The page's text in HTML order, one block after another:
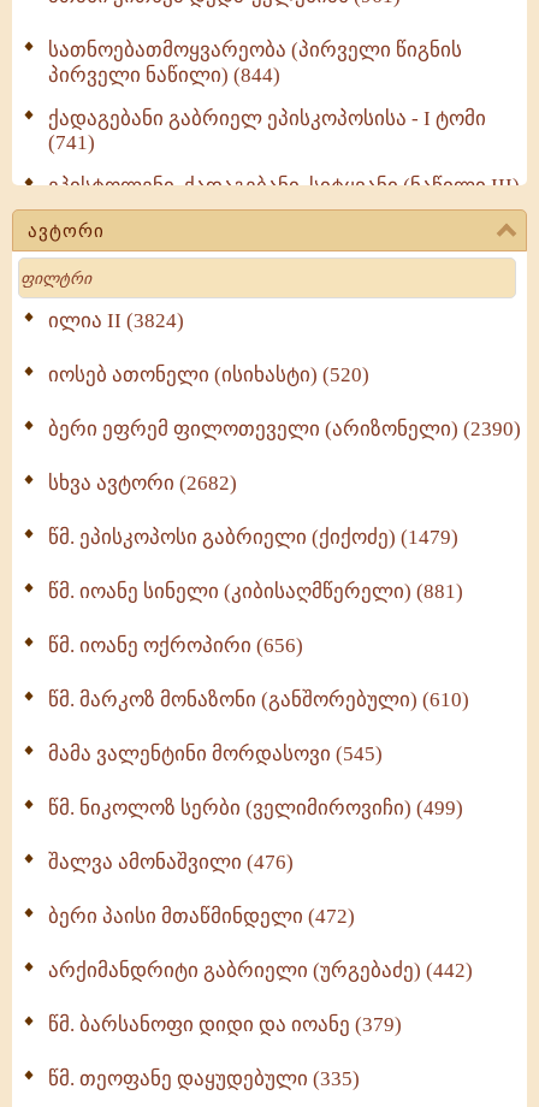
სათნოებათმოყვარეობა (პირველი წიგნის
პირველი ნაწილი) (844)
ქადაგებანი გაბრიელ ეპისკოპოსისა - I ტომი
(741)
ეპისტოლენი, ქადაგებანი, სიტყვანი (ნაწილი III)
(723)
მოძღვრის ძალზე სასარგებლო რჩევები
მრევლისათვის (545)
Wisdomge (514)
ქადაგებანი გაბრიელ ეპისკოპოსისა - II ტომი
სულიერი ცხოვრების სახელმძღვანელო -
ნაწილი II (369)
ავტორი
Search
ილია II (3824)
იოსებ ათონელი (ისიხასტი) (520)
ბერი ეფრემ ფილოთეველი (არიზონელი) (2390)
სხვა ავტორი (2682)
წმ. ეპისკოპოსი გაბრიელი (ქიქოძე) (1479)
წმ. იოანე სინელი (კიბისაღმწერელი) (881)
წმ. იოანე ოქროპირი (656)
წმ. მარკოზ მონაზონი (განშორებული) (610)
მამა ვალენტინი მორდასოვი (545)
წმ. ნიკოლოზ სერბი (ველიმიროვიჩი) (499)
შალვა ამონაშვილი (476)
ბერი პაისი მთაწმინდელი (472)
არქიმანდრიტი გაბრიელი (ურგებაძე) (442)
წმ. ბარსანოფი დიდი და იოანე (379)
წმ. თეოფანე დაყუდებული (335)